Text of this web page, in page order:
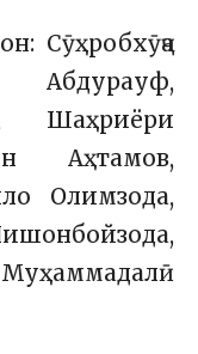
Сӯҳробхӯҷа
Шаҳриёри
Аҳтамов,
Олимзода,